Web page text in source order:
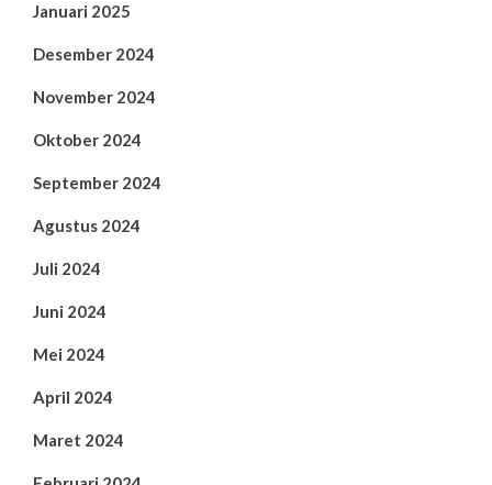
Januari 2025
Desember 2024
November 2024
Oktober 2024
September 2024
Agustus 2024
Juli 2024
Juni 2024
Mei 2024
April 2024
Maret 2024